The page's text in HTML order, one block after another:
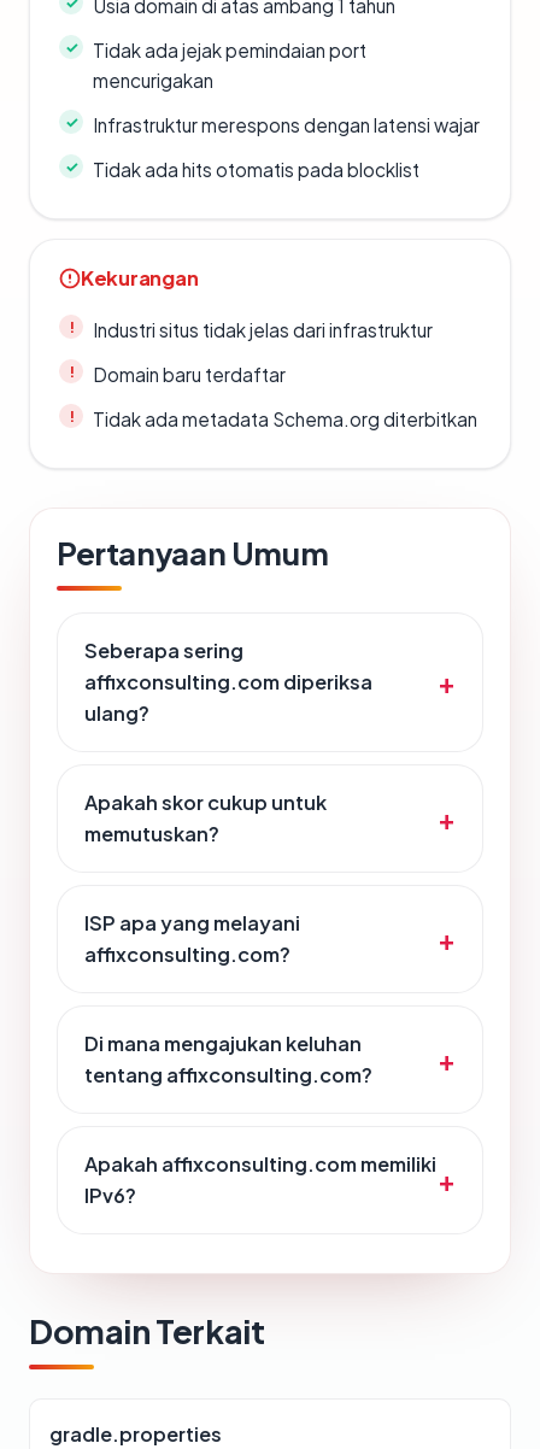
Usia domain di atas ambang 1 tahun
Tidak ada jejak pemindaian port
mencurigakan
Infrastruktur merespons dengan latensi wajar
Tidak ada hits otomatis pada blocklist
Kekurangan
Industri situs tidak jelas dari infrastruktur
Domain baru terdaftar
Tidak ada metadata Schema.org diterbitkan
Pertanyaan Umum
Seberapa sering
affixconsulting.com diperiksa
ulang?
Apakah skor cukup untuk
memutuskan?
ISP apa yang melayani
affixconsulting.com?
Di mana mengajukan keluhan
tentang affixconsulting.com?
Apakah affixconsulting.com memiliki
IPv6?
Domain Terkait
gradle.properties